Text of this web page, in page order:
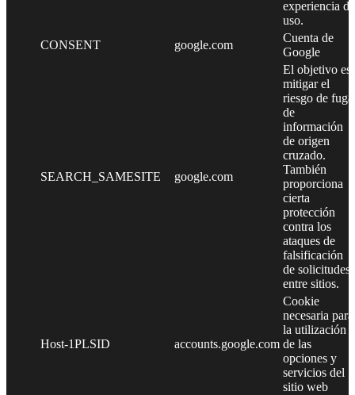
experiencia de
uso.
CONSENT
google.com
Cuenta de
Google
SEARCH_SAMESITE google.com
El objetivo es
mitigar el
riesgo de fuga
de
información
de origen
cruzado.
También
proporciona
cierta
protección
contra los
ataques de
falsificación
de solicitudes
entre sitios.
Host-1PLSID accounts.google.com
Cookie
necesaria para
la utilización
de las
opciones y
servicios del
sitio web